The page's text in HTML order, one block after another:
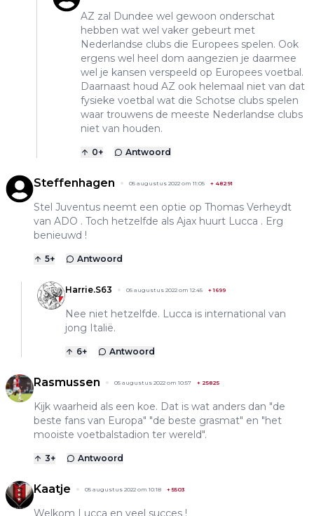
AZ zal Dundee wel gewoon onderschat
hebben wat wel vaker gebeurt met
Nederlandse clubs die Europees spelen. Ook
ergens wel heel dom aangezien je daarmee
wel je kansen verspeeld op Europees voetbal.
Daarnaast houd AZ ook helemaal niet van dat
fysieke voetbal wat die Schotse clubs spelen
waar trouwens de meeste Nederlandse clubs
niet van houden.
0+ Antwoord
Steffenhagen 05 augustus 2022 om 11:05 + 48291
Stel Juventus neemt een optie op Thomas Verheydt
van ADO . Toch hetzelfde als Ajax huurt Lucca . Erg
benieuwd !
5+ Antwoord
Harrie.S63 05 augustus 2022 om 12:45 +1699
Nee niet hetzelfde. Lucca is international van
jong Italië.
6+ Antwoord
Rasmussen 05 augustus 2022 om 10:57 + 25825
Kijk waarheid als een koe. Dat is wat anders dan "de
beste fans van Europa" "de beste grasmat" en "het
mooiste voetbalstadion ter wereld".
3+ Antwoord
Kaatje 05 augustus 2022 om 10:18 + 5503
Welkom Lucca en veel succes !